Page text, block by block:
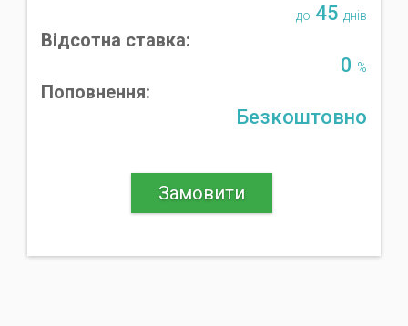
до 45 днів
Відсотна ставка:
0 %
Поповнення:
Безкоштовно
Замовити